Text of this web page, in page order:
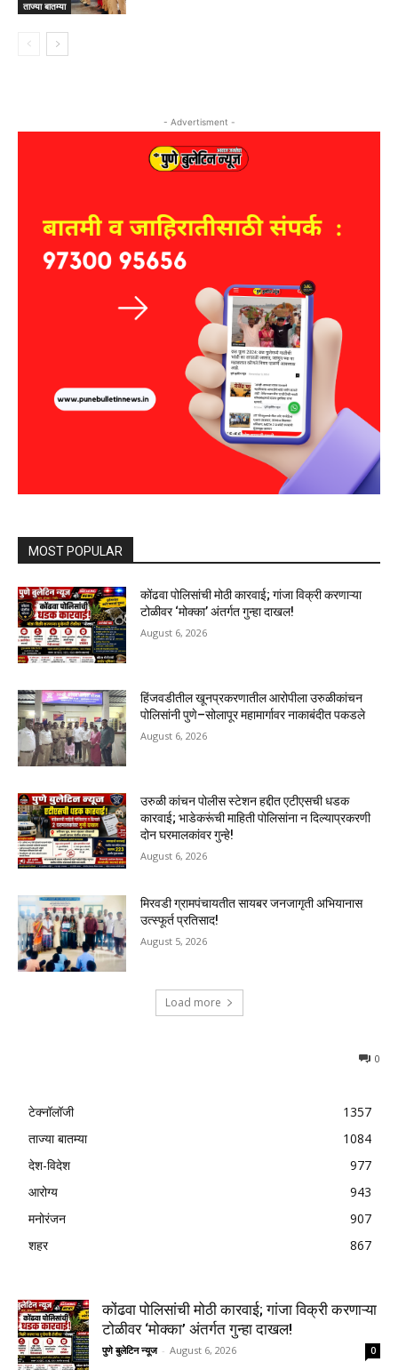
ताज्या बातम्या
- Advertisment -
MOST POPULAR
कोंढवा पोलिसांची मोठी कारवाई; गांजा विक्री करणाऱ्या
टोळीवर ‘मोक्का’ अंतर्गत गुन्हा दाखल!
August 6, 2026
हिंजवडीतील खूनप्रकरणातील आरोपीला उरुळीकांचन
पोलिसांनी पुणे–सोलापूर महामार्गावर नाकाबंदीत पकडले
August 6, 2026
उरुळी कांचन पोलीस स्टेशन हद्दीत एटीएसची धडक
कारवाई; भाडेकरूंची माहिती पोलिसांना न दिल्याप्रकरणी
दोन घरमालकांवर गुन्हे!
August 6, 2026
मिरवडी ग्रामपंचायतीत सायबर जनजागृती अभियानास
उत्स्फूर्त प्रतिसाद!
August 5, 2026
Load more
0
टेक्नॉलॉजी
1357
ताज्या बातम्या
1084
देश-विदेश
977
आरोग्य
943
मनोरंजन
907
शहर
867
कोंढवा पोलिसांची मोठी कारवाई; गांजा विक्री करणाऱ्या
टोळीवर ‘मोक्का’ अंतर्गत गुन्हा दाखल!
पुणे बुलेटिन न्यूज - August 6, 2026 0